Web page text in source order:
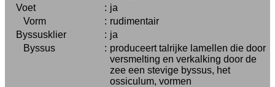
Voet
: ja
Vorm
: rudimentair
Byssusklier
: ja
Byssus
: produceert talrijke lamellen die door
versmelting en verkalking door de
zee een stevige byssus, het
ossiculum, vormen